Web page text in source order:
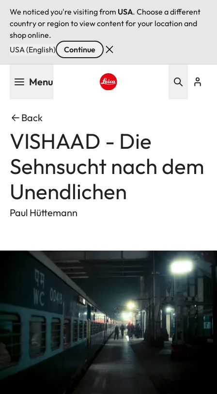
We noticed you're visiting from USA. Choose a different
country or region to view content for your location and
shop online.
USA (English)
Continue
Menu
Back
VISHAAD - Die
Sehnsucht nach dem
Unendlichen
Paul Hüttemann